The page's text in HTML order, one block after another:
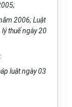
2006; Luật
thuế ngày 20
luật ngày 03